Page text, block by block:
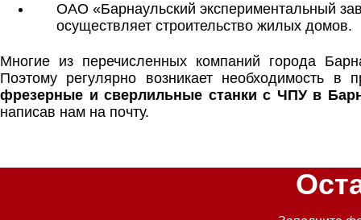
ОАО «Барнаульский экспериментальный
осуществляет строительство жилых домов.
Многие из перечисленных компаний города
Поэтому регулярно возникает необходимость
фрезерные и сверлильные станки с ЧПУ в
написав нам на почту.